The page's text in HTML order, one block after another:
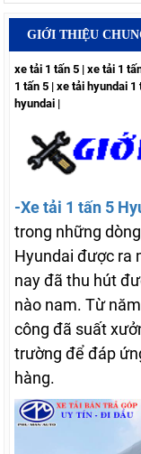
GIỚI THIỆU
xe tải 1 tấn 5 | xe tải 1
1 tấn 5 | xe tải hyundai
hyundai |
-Xe tải 1 tấn 5
trong những
Hyundai được ra
nay đã thu hút
nào nam. Từ
công đã suất
trường để đáp
hàng.